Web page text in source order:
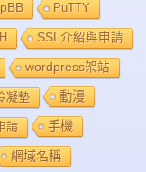
PuTTY
SSL介紹與申請
wordpress架站
凝墊 動漫
請 手機
網域名稱